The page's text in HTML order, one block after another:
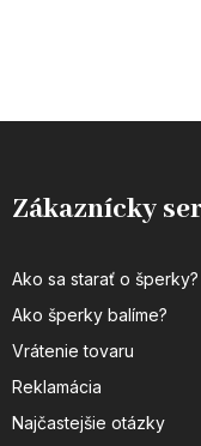
Zákaznícky
Ako sa starať o šperky?
Ako šperky balíme?
Vrátenie tovaru
Reklamácia
Najčastejšie otázky